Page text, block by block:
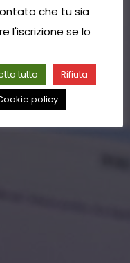
che tu sia
l'iscrizione se lo
tutto
Rifiuta
policy